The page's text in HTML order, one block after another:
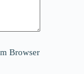
Browser